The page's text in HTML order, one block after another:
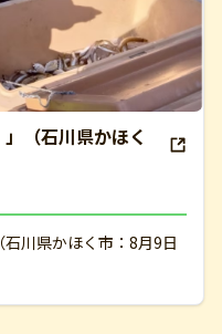
（石川県かほく
川県かほく市：8月9日